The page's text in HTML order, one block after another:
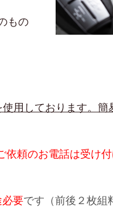
もの
用しております。簡
頼のお電話は受け付
要です（前後２枚組